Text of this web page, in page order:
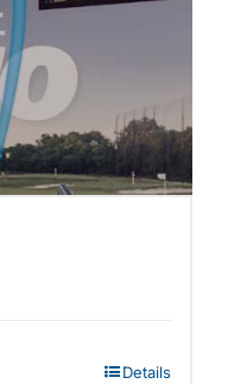
Details